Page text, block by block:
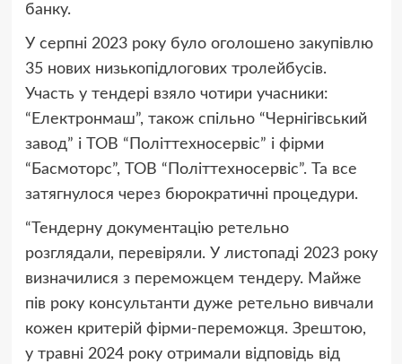
банку.
У серпні 2023 року було оголошено закупівлю
35 нових низькопідлогових тролейбусів.
Участь у тендері взяло чотири учасники:
“Електронмаш”, також спільно “Чернігівський
завод” і ТОВ “Політтехносервіс” і фірми
“Басмоторс”, ТОВ “Політтехносервіс”. Та все
затягнулося через бюрократичні процедури.
“Тендерну документацію ретельно
розглядали, перевіряли. У листопаді 2023 року
визначилися з переможцем тендеру. Майже
пів року консультанти дуже ретельно вивчали
кожен критерій фірми-переможця. Зрештою,
у травні 2024 року отримали відповідь від